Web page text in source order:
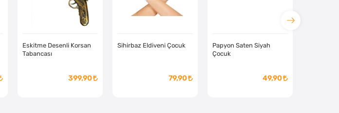
Eskitme Desenli Korsan
Tabancası
399,90
Sihirbaz Eldiveni Çocuk
79,90
Papyon Saten Siyah
Çocuk
49,90